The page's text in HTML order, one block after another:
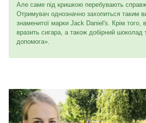
Але саме під кришкою перебувають
Отримувач однозначно захопиться таким
знаменитої марки Jack Daniel's. Крім того,
вразить сигара, а також добірний шоколад
допомога».